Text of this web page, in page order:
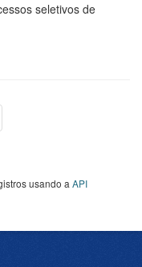
seletivos de
usando a API